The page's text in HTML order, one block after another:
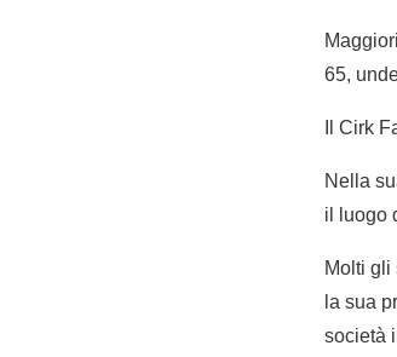
65,
Il Cirk
Nella
il luogo
Molti gli
la sua
società